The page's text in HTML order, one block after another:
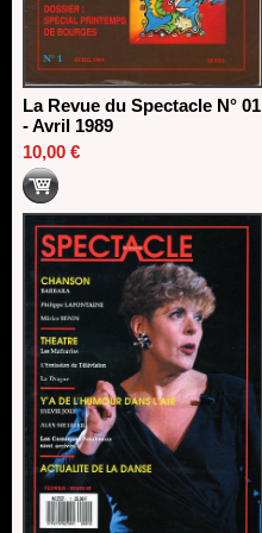
La Revue du Spectacle N° 01
- Avril 1989
10,00 €